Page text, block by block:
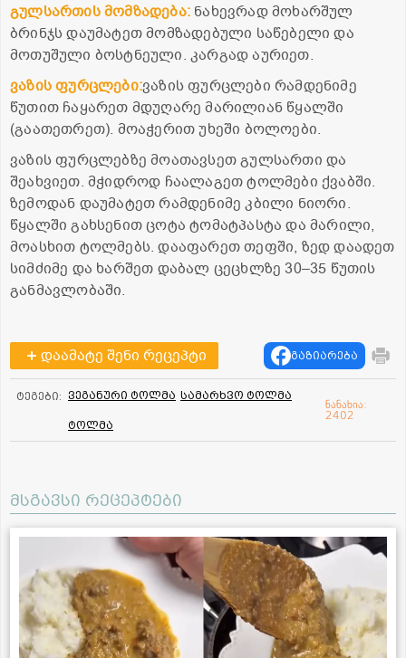
გულსართის მომზადება: ნახევრად მოხარშულ
ბრინჯს დაუმატეთ მომზადებული საწებელი და
მოთუშული ბოსტნეული. კარგად აურიეთ.
ვაზის ფურცლები:ვაზის ფურცლები რამდენიმე
წუთით ჩაყარეთ მდუღარე მარილიან წყალში
(გაათეთრეთ). მოაჭერით უხეში ბოლოები.
ვაზის ფურცლებზე მოათავსეთ გულსართი და
შეახვიეთ. მჭიდროდ ჩაალაგეთ ტოლმები ქვაბში.
ზემოდან დაუმატეთ რამდენიმე კბილი ნიორი.
წყალში გახსენით ცოტა ტომატპასტა და მარილი,
მოასხით ტოლმებს. დააფარეთ თეფში, ზედ დაადეთ
სიმძიმე და ხარშეთ დაბალ ცეცხლზე 30–35 წუთის
განმავლობაში.
დაამატე შენი რეცეპტი გაზიარება
ტეგები: ვეგანური ტოლმა სამარხვო ტოლმა
ტოლმა
ნანახია:
2402
მსგავსი რეცეპტები